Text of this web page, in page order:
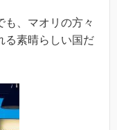
も、マオリの方々
る素晴らしい国だ